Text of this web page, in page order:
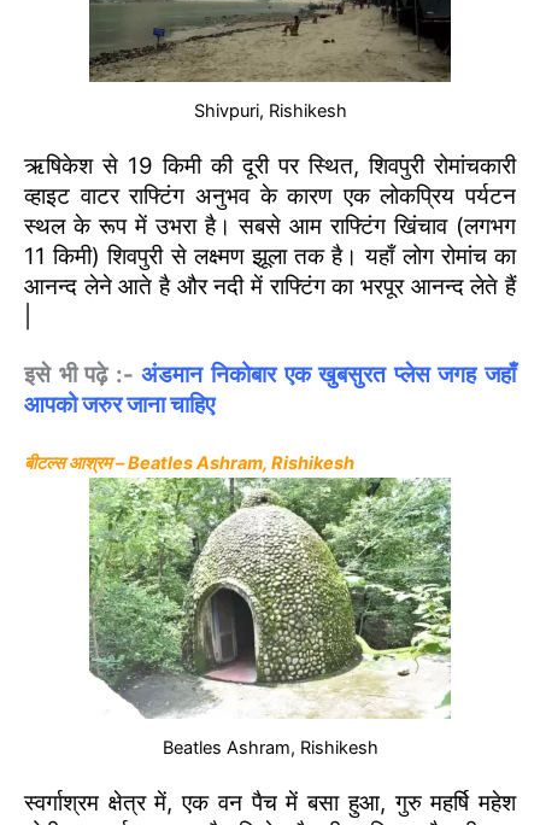
Shivpuri, Rishikesh
ऋषिकेश से 19 किमी की दूरी पर स्थित, शिवपुरी रोमांचकारी
व्हाइट वाटर राफ्टिंग अनुभव के कारण एक लोकप्रिय पर्यटन
स्थल के रूप में उभरा है। सबसे आम राफ्टिंग खिंचाव (लगभग
11 किमी) शिवपुरी से लक्ष्मण झूला तक है। यहाँ लोग रोमांच का
आनन्द लेने आते है और नदी में राफ्टिंग का भरपूर आनन्द लेते हैं
इसे भी पढ़े :-अंडमान निकोबार एक खुबसुरत प्लेस जगह जहाँ
आपको जरुर जाना चाहिए
बीटल्स आश्रम – Beatles Ashram, Rishikesh
Beatles Ashram, Rishikesh
स्वर्गाश्रम क्षेत्र में, एक वन पैच में बसा हुआ, गुरु महर्षि महेश